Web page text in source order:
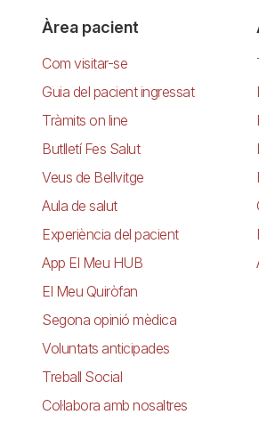
Àrea pacient
Com visitar-se
Guia del pacient ingressat
Tràmits on line
Butlletí Fes Salut
Veus de Bellvitge
Aula de salut
Experiència del pacient
App El Meu HUB
El Meu Quiròfan
Segona opinió mèdica
Voluntats anticipades
Treball Social
Col·labora amb nosaltres